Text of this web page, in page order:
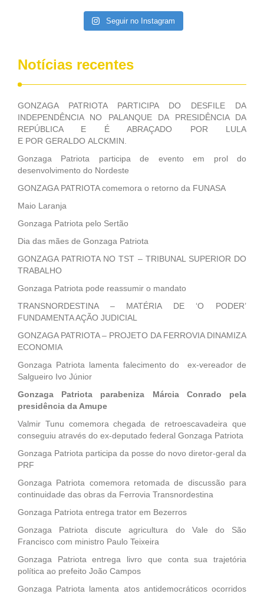
Seguir no Instagram
Notícias recentes
GONZAGA PATRIOTA PARTICIPA DO DESFILE DA
INDEPENDÊNCIA NO PALANQUE DA PRESIDÊNCIA DA
REPÚBLICA E É ABRAÇADO POR LULA
E POR GERALDO ALCKMIN.
Gonzaga Patriota participa de evento em prol do
desenvolvimento do Nordeste
GONZAGA PATRIOTA comemora o retorno da FUNASA
Maio Laranja
Gonzaga Patriota pelo Sertão
Dia das mães de Gonzaga Patriota
GONZAGA PATRIOTA NO TST – TRIBUNAL SUPERIOR DO
TRABALHO
Gonzaga Patriota pode reassumir o mandato
TRANSNORDESTINA – MATÉRIA DE ‘O PODER’
FUNDAMENTA AÇÃO JUDICIAL
GONZAGA PATRIOTA – PROJETO DA FERROVIA DINAMIZA
ECONOMIA
Gonzaga Patriota lamenta falecimento do ex-vereador de
Salgueiro Ivo Júnior
Gonzaga Patriota parabeniza Márcia Conrado pela
presidência da Amupe
Valmir Tunu comemora chegada de retroescavadeira que
conseguiu através do ex-deputado federal Gonzaga Patriota
Gonzaga Patriota participa da posse do novo diretor-geral da
PRF
Gonzaga Patriota comemora retomada de discussão para
continuidade das obras da Ferrovia Transnordestina
Gonzaga Patriota entrega trator em Bezerros
Gonzaga Patriota discute agricultura do Vale do São
Francisco com ministro Paulo Teixeira
Gonzaga Patriota entrega livro que conta sua trajetória
política ao prefeito João Campos
Gonzaga Patriota lamenta atos antidemocráticos ocorridos